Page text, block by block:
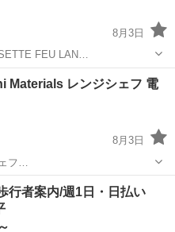
8月3日
FEU LAN…
Materials レンジシェフ 電
8月3日
フ…
Iwatani
行者案内/週1日・日払い